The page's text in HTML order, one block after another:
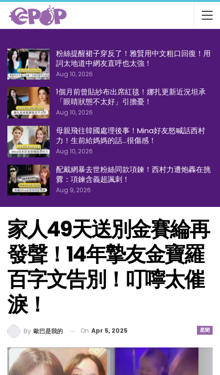
粉絲提醒裙子穿反了！雅賢用中文粗口回復！用
詞太地道中網友直呼也太強！
Aug 10, 2026
1個月前曾貼紗布出席紅毯！娜扎更新近況坦承
「眼睛狀態不太好」引擔憂！
Aug 10, 2026
母親飛往韓國處理後事！Mina好友怒喊話西村
力！生前給媽媽的話…很傷感！
Aug 10, 2026
配戴網暴去世粉絲同款項鍊！西村力遭炮轟在挑
釁：項鍊含義超諷刺！
Aug 9, 2026
家人49天送別金賽綸再
發聲！14年摯友金寶羅
百字文告別！叮嚀太催
淚！
星聞
By 歐巴是我的 On Apr 5, 2025